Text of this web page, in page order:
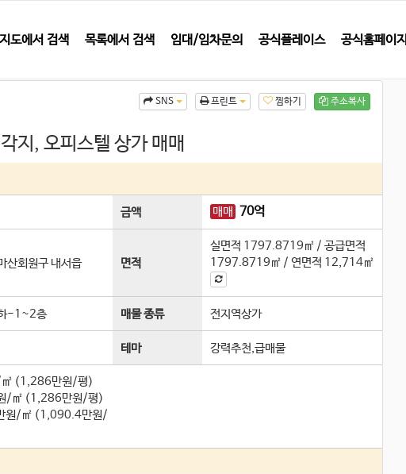
지도에서 검색 목록에서 검색 임대/임차문의 공식플레이스 공식홈페이지
주소복사
찜하기
프린트
SNS
지, 오피스텔 상가 매매
금액 매매 70억
산회원구 내서읍 면적
실면적 1797.8719㎡ /공급면적
1797.8719㎡ /연면적 12,714㎡
-1~2층 매물 종류 전지역상가
테마 강력추천,급매물
(1,286만원/평)
/㎡ (1,286만원/평)
원/㎡ (1,090.4만원/